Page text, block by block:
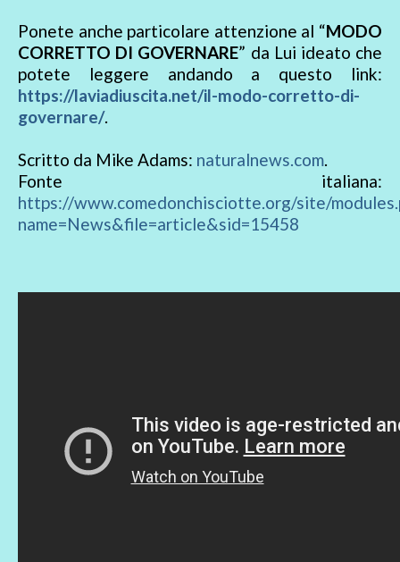
Ponete anche particolare attenzione al “MODO
CORRETTO DI GOVERNARE” da Lui ideato che
potete leggere andando a questo link:
https://laviadiuscita.net/il-modo-corretto-di-
governare/.
Scritto da Mike Adams: naturalnews.com.
Fonte italiana:
https://www.comedonchisciotte.org/site/
name=News&file=article&sid=15458